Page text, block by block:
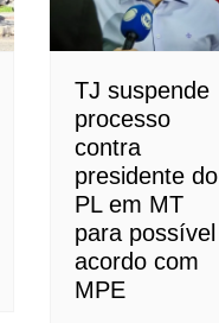
TJ suspende
processo
contra
presidente do
PL em MT
para possível
acordo com
MPE